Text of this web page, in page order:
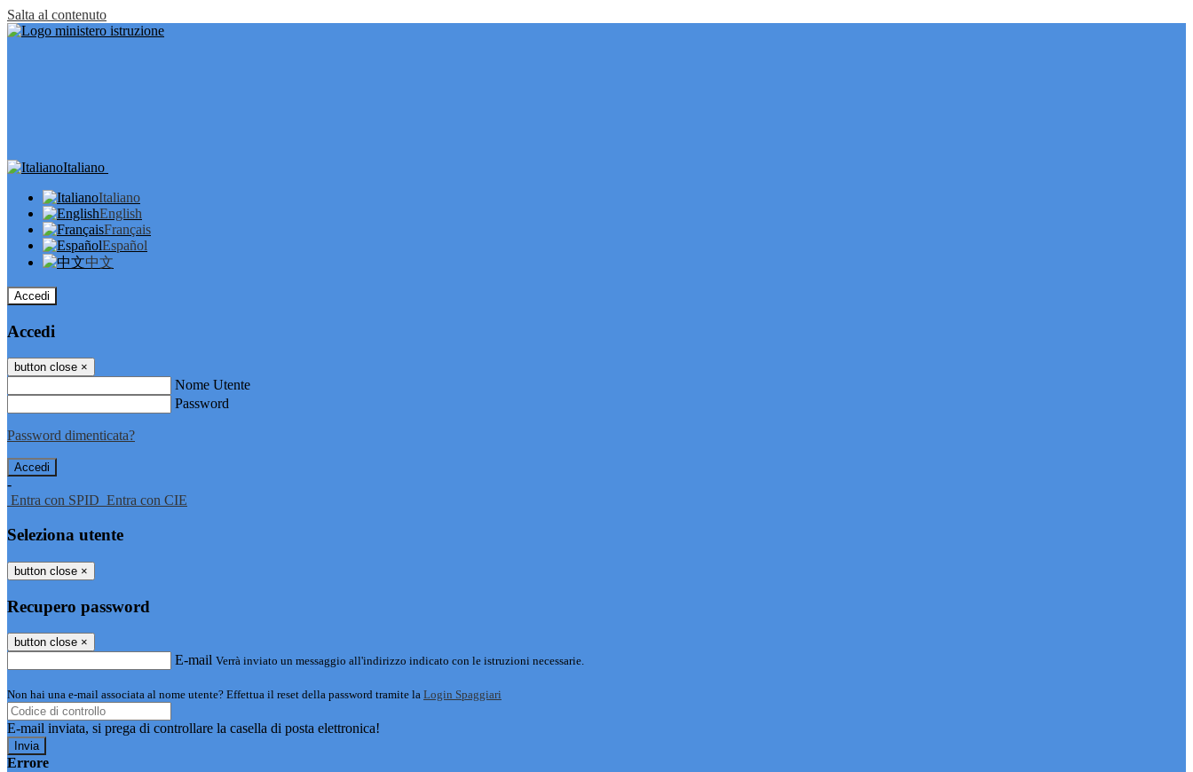
Salta al contenuto
Italiano
Italiano
English
Français
Español
中文
Accedi
Accedi
button close ×
Nome Utente
Password
Password dimenticata?
-
Entra con SPID Entra con CIE
Seleziona utente
button close ×
Recupero password
button close ×
E-mail Verrà inviato un messaggio all'indirizzo indicato con le istruzioni necessarie.
Non hai una e-mail associata al nome utente? Effettua il reset della password tramite la Login Spaggiari
E-mail inviata, si prega di controllare la casella di posta elettronica!
Errore